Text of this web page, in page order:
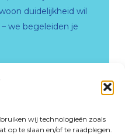
wij technologieën zoals
op te slaan en/of te raadplegen.
duidelijkheid wil
we begeleiden je
je erfenis vrede